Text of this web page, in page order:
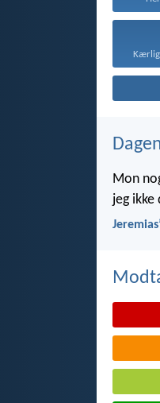
Mon
jeg ikke